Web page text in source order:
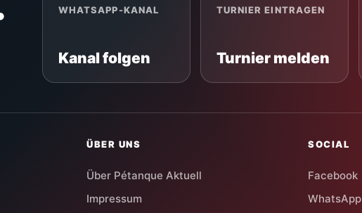
WHATSAPP-KANAL
Kanal folgen
TURNIER EINTRAGEN
Turnier melden
ÜBER UNS
Über Pétanque Aktuell
Impressum
SOCIAL
Facebook
WhatsApp